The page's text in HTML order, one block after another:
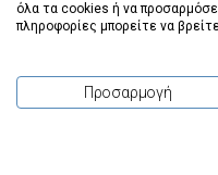
όλα τα cookies ή να
πληροφορίες μπορείτε να
Προσαρμογή